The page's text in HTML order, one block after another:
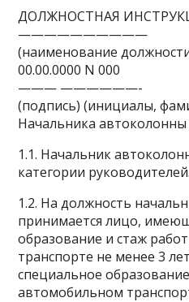
ДОЛЖНОСТНАЯ
——————————
(наименование
00.00.0000 N 000
——— ——————-
(подпись) (инициалы,
Начальника автоколонны
1.1. Начальник
категории руководителей.
1.2. На должность
принимается лицо,
образование и стаж
транспорте не менее 3
специальное
автомобильном